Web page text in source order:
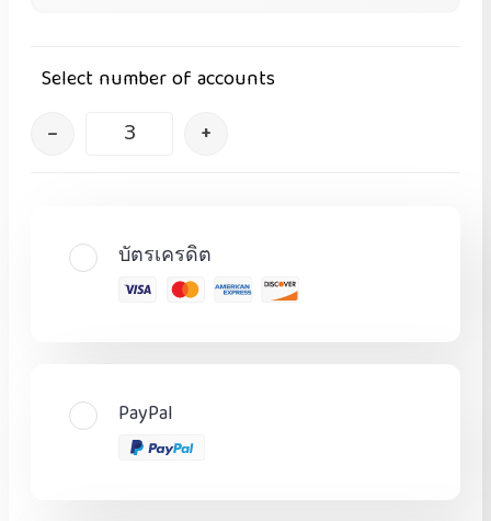
Select number of accounts
– +
บัตรเครดิต
PayPal